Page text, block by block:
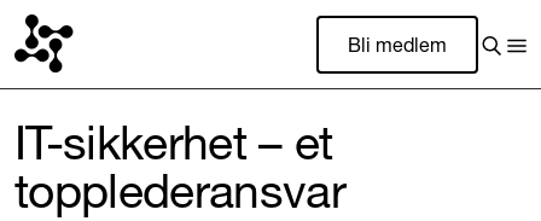
Bli medlem
IT-sikkerhet – et
topplederansvar